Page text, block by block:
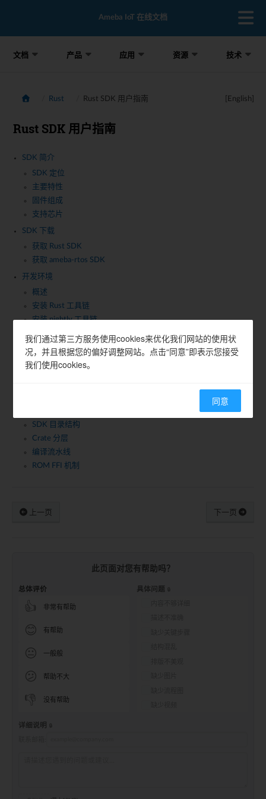
Ameba IoT 在线文档
文档 产品 应用 资源 技术
Rust Rust SDK 用户指南 [English]
Rust SDK 用户指南
SDK 简介
SDK 定位
主要特性
固件组成
支持芯片
SDK 下载
获取 Rust SDK
获取 ameba-rtos SDK
开发环境
概述
安装 Rust 工具链
安装 nightly 工具链
安装 ARM 裸机工具链
验证安装
快速入门
SDK 目录结构
Crate 分层
编译流水线
ROM FFI 机制
下一页
上一页
此页面对您有帮助吗？
总体评价
👍 非常有帮助
😊 有帮助
😐 一般般
😕 帮助不大
👎 没有帮助
具体问题
详细说明
我们通过第三方服务使用cookies来优化我们网站的使用状
况，并且根据您的偏好调整网站。点击“同意”即表示您接受
我们使用cookies。
同意